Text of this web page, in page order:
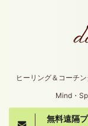
ヒーリング＆コーチ
Mind・
無料遠隔
Copyright©